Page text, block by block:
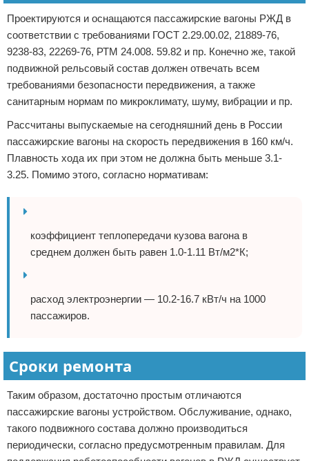
Проектируются и оснащаются пассажирские вагоны РЖД в
соответствии с требованиями ГОСТ 2.29.00.02, 21889-76,
9238-83, 22269-76, РТМ 24.008. 59.82 и пр. Конечно же, такой
подвижной рельсовый состав должен отвечать всем
требованиями безопасности передвижения, а также
санитарным нормам по микроклимату, шуму, вибрации и пр.
Рассчитаны выпускаемые на сегодняшний день в России
пассажирские вагоны на скорость передвижения в 160 км/ч.
Плавность хода их при этом не должна быть меньше 3.1-
3.25. Помимо этого, согласно нормативам:
коэффициент теплопередачи кузова вагона в
среднем должен быть равен 1.0-1.11 Вт/м2*К;
расход электроэнергии — 10.2-16.7 кВт/ч на 1000
пассажиров.
Сроки ремонта
Таким образом, достаточно простым отличаются
пассажирские вагоны устройством. Обслуживание, однако,
такого подвижного состава должно производиться
периодически, согласно предусмотренным правилам. Для